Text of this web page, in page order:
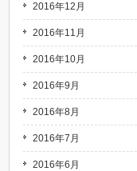
2016年12月
2016年11月
2016年10月
2016年9月
2016年8月
2016年7月
2016年6月